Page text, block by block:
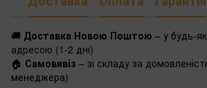
🚚 Доставка Новою Поштою – у будь-
адресою (1-2 дні)
🏠 Самовивіз – зі складу за
менеджера)